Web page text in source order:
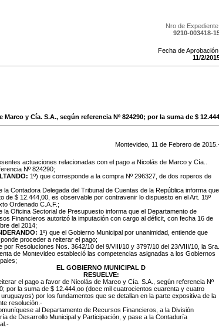
Nro de Expediente:
9210-003418-
Fecha de Aprobación:
11/2/
y Cía. S.A., según referencia Nº 824290; por la suma de $
Montevideo, 11 de Febrero de 2015
actuaciones relacionadas con el pago a Nicolás de Marco y Cía..
Nº 824290;
1º) que corresponde a la compra Nº 296327, de dos roperos de
la Contadora Delegada del Tribunal de Cuentas de la República informa que
de $ 12.444,00, es observable por contravenir lo dispuesto en el Art. 15º
Ordenado C.A.F.;
la Oficina Sectorial de Presupuesto informa que el Departamento de
Financieros autorizó la imputación con cargo al déficit, con fecha 16 de
del 2014;
1º) que el Gobierno Municipal por unanimidad, entiende que
proceder a reiterar el pago;
por Resoluciones Nos. 3642/10 del 9/VIII/10 y 3797/10 del 23/VIII/10, la Sra.
de Montevideo estableció las competencias asignadas a los Gobiernos
EL GOBIERNO MUNICIPAL D
RESUELVE:
el pago a favor de Nicolás de Marco y Cía. S.A., según referencia Nº
por la suma de $ 12.444,oo (doce mil cuatrocientos cuarenta y cuatro
por los fundamentos que se detallan en la parte expositiva de la
resolución.-
al Departamento de Recursos Financieros, a la División
de Desarrollo Municipal y Participación, y pase a la Contaduría